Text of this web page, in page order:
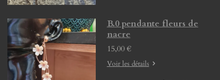
B.0 pendante fleurs de
nacre
15,00 €
Voir les détails